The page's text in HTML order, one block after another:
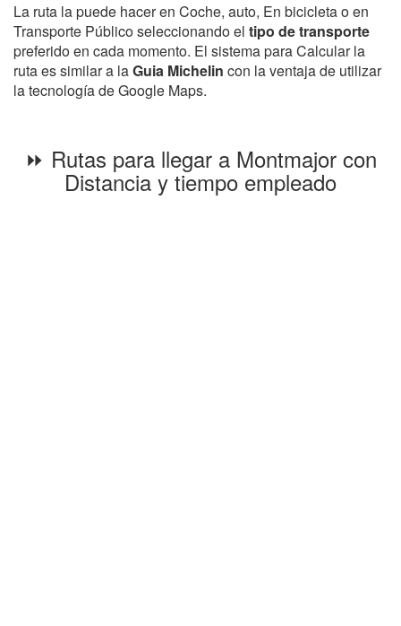
La ruta la puede hacer en Coche, auto, En bicicleta o en
Transporte Público seleccionando el tipo de transporte
preferido en cada momento. El sistema para Calcular la
ruta es similar a laGuia Michelin con la ventaja de utilizar
la tecnología de Google Maps.
⏩ Rutas para llegar a Montmajor con
Distancia y tiempo empleado